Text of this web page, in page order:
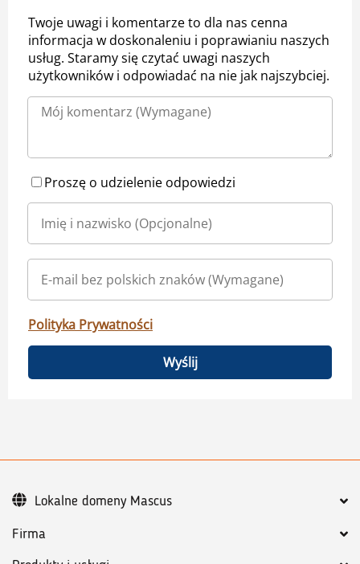
Twoje uwagi i komentarze to dla nas cenna
informacja w doskonaleniu i poprawianiu naszych
usług. Staramy się czytać uwagi naszych
użytkowników i odpowiadać na nie jak najszybciej.
Proszę o udzielenie odpowiedzi
Polityka Prywatności
Wyślij
Firma
Lokalne domeny Mascus